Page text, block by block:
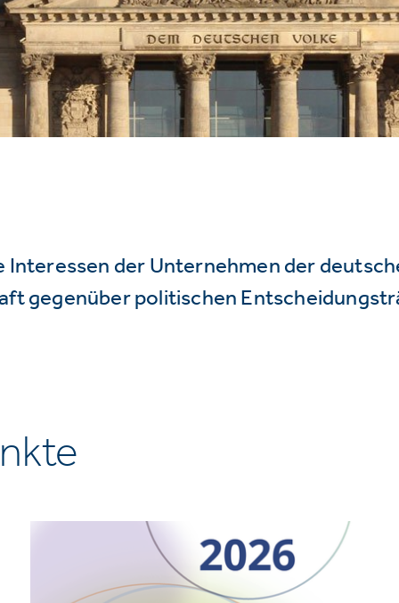
Interessen der Unternehmen der
gegenüber politischen